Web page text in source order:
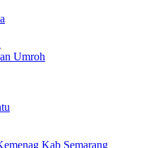
Umroh
Kab Semarang